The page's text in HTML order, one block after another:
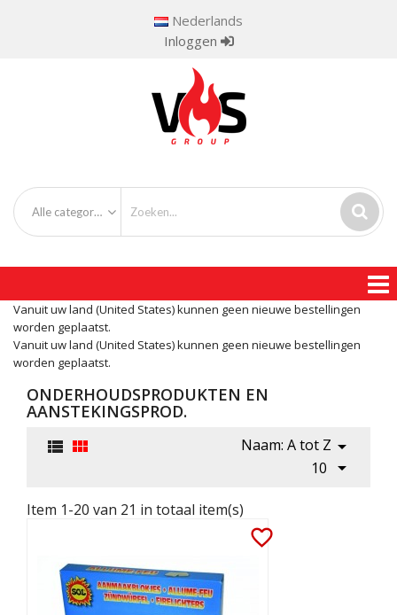
Nederlands
Inloggen
Alle categorieën
Vanuit uw land (United States) kunnen geen nieuwe bestellingen
worden geplaatst.
Vanuit uw land (United States) kunnen geen nieuwe bestellingen
worden geplaatst.
ONDERHOUDSPRODUKTEN EN
AANSTEKINGSPROD.
  Naam: A tot Z 
10 
Item 1-20 van 21 in totaal item(s)
favorite_border